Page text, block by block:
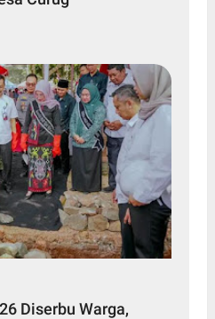
Diserbu Warga,